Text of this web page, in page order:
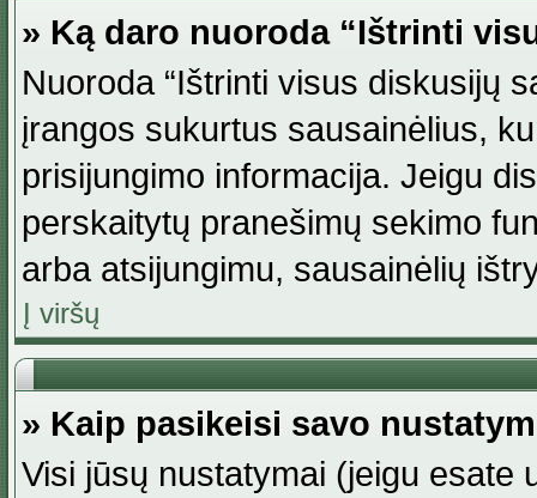
» Ką daro nuoroda “Ištrinti
Nuoroda “Ištrinti visus diskusijų
įrangos sukurtus sausainėlius,
prisijungimo informacija. Jeigu
perskaitytų pranešimų sekimo
arba atsijungimu, sausainėlių
Į viršų
» Kaip pasikeisi savo
Visi jūsų nustatymai (jeigu esate